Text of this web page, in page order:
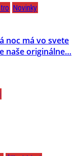
Novinky
noc má vo svete
naše originálne…